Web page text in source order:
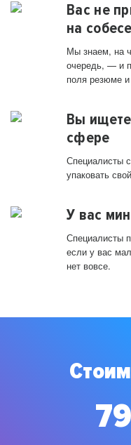
Вас не
на
Мы знаем, на
очередь, — и
поля резюме
Вы ищете
сфере
Специалисты
упаковать
У вас
Специалисты
если у вас
нет вовсе.